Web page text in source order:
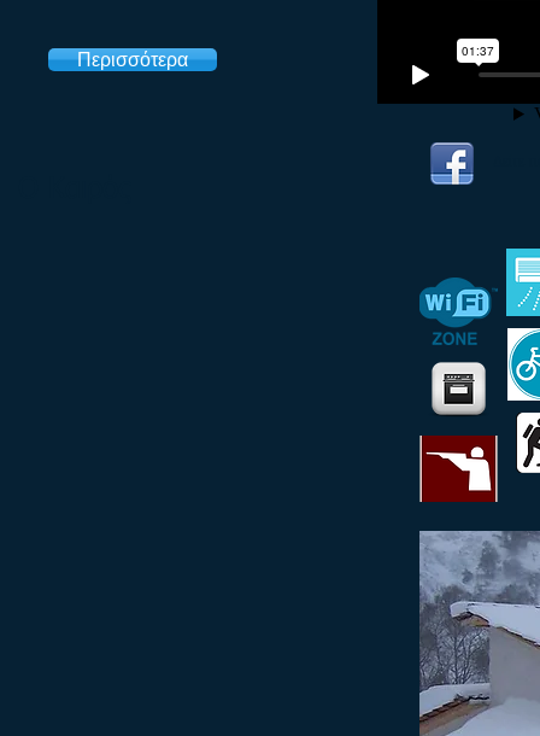
Περισσότερα